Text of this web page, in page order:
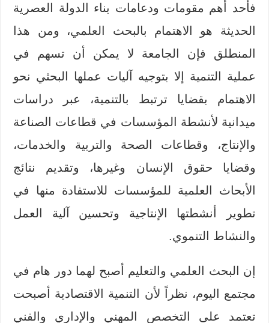
فأحد أهم مقومات ودعامات بناء الدولة العصرية
الحديثة هو الاهتمام بالبحث العلمي، ومن هذا
المنطلق فإن الجامعة لا يمكن أن تسهم في
عملية التنمية إلا بتوجيه آليات عملها البحثي نحو
الاهتمام بقضايا ترتبط بالتنمية، عبر دراسات
ميدانية لأنشطة المؤسسات في قطاعات الصناعة
والإنتاج، وقطاعات الصحة والتربية والخدمات،
وقضايا حقوق الإنسان وغيرها، وتقديم نتائج
الأبحاث العلمية للمؤسسات للاستفادة منها في
تطوير أنشطتها الإنتاجية وتحسين آلية العمل
والنشاط التنموي.
إن البحث العلمي والتعليم أصبح لهما دور هام في
مجتمع اليوم، نظراً لأن التنمية الاقتصادية أصبحت
تعتمد على التخصص المهني والإداري والفني